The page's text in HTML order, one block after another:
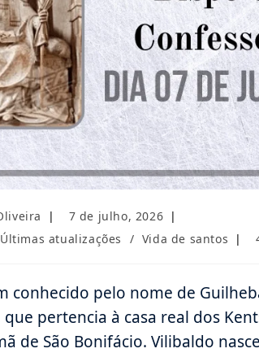
Post
publicado:
7 de julho, 2026
Últimas atualizações / Vida de santos
conhecido pelo nome de
pertencia à casa real dos
de São Bonifácio. Vilibaldo